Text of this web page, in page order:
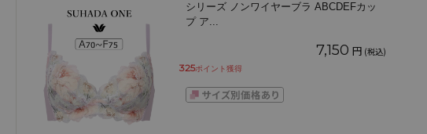
シリーズ ノンワイヤーブラ ABCDEFカッ
プ ア...
7,150 円 (税込)
325ポイント獲得